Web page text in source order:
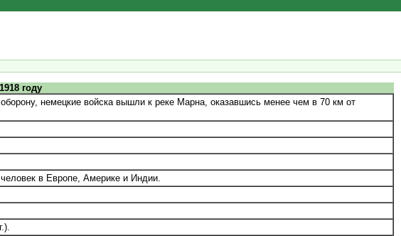
году
немецкие войска вышли к реке Марна, оказавшись менее чем в 70 км от
в Европе, Америке и Индии.